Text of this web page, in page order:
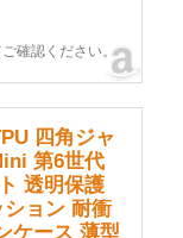
確認ください。
四角ジャ
第6世代
透明保護
ョン 耐衝
ケース 薄型